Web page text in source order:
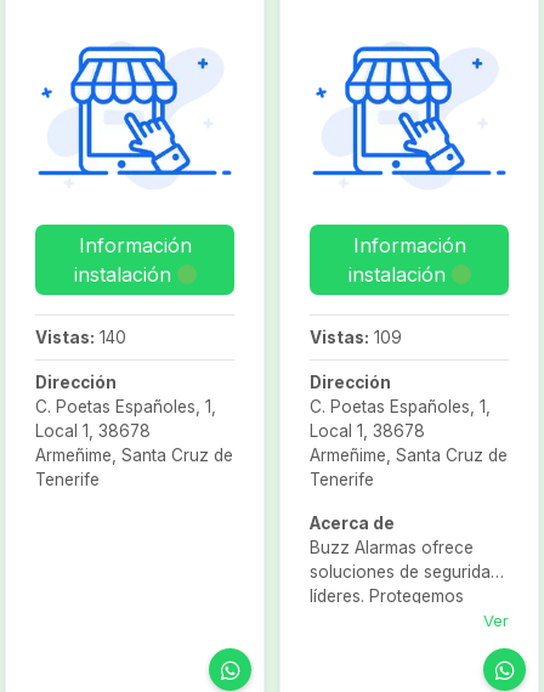
Información
instalación
Vistas: 140
Dirección
C. Poetas Españoles, 1,
Local 1, 38678
Armeñime, Santa Cruz de
Tenerife
Información
instalación
Vistas: 109
Dirección
C. Poetas Españoles, 1,
Local 1, 38678
Armeñime, Santa Cruz de
Tenerife
Acerca de
Buzz Alarmas ofrece
soluciones de seguridad
líderes. Protegemos
años, y lo hacemos con
Ver